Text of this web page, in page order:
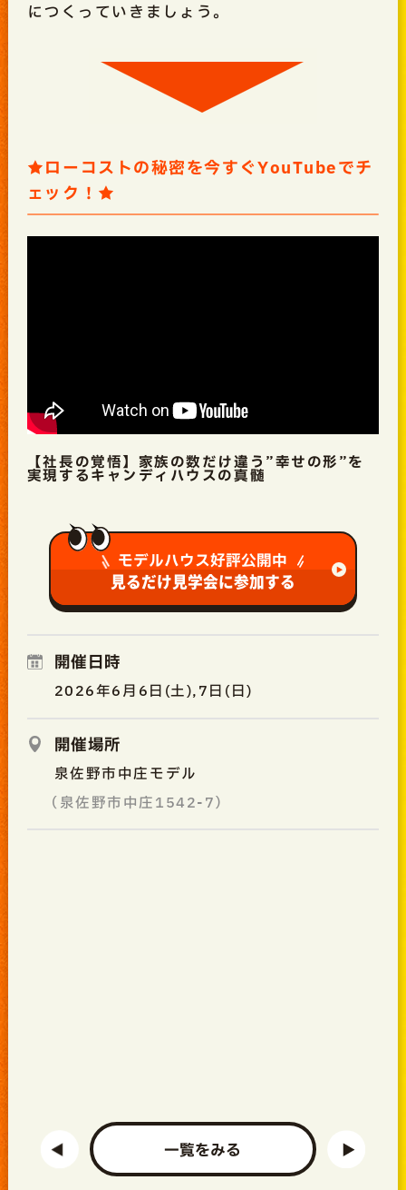
につくっていきましょう。
★ローコストの秘密を今すぐYouTubeでチ
ェック！★
【社長の覚悟】家族の数だけ違う”幸せの形”を
実現するキャンディハウスの真髄
モデルハウス好評公開中
見るだけ見学会に参加する
開催日時
2026年6月6日(土),7日(日)
開催場所
泉佐野市中庄モデル
（泉佐野市中庄1542-7）
一覧をみる